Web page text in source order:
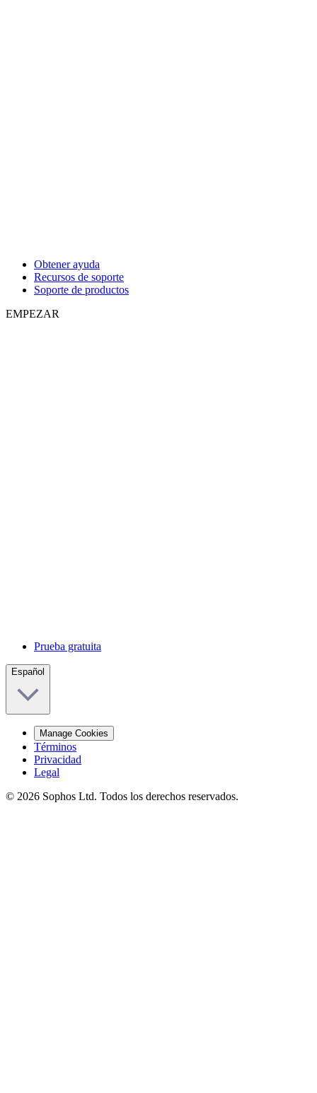
Obtener ayuda
Recursos de soporte
Soporte de productos
EMPEZAR
Prueba gratuita
Español
Manage Cookies
Términos
Privacidad
Legal
© 2026 Sophos Ltd. Todos los derechos reservados.